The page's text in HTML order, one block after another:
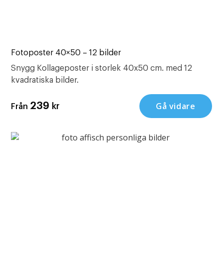
Fotoposter 40×50 – 12 bilder
Snygg Kollageposter i storlek 40x50 cm. med 12
kvadratiska bilder.
Från 239 kr Gå vidare